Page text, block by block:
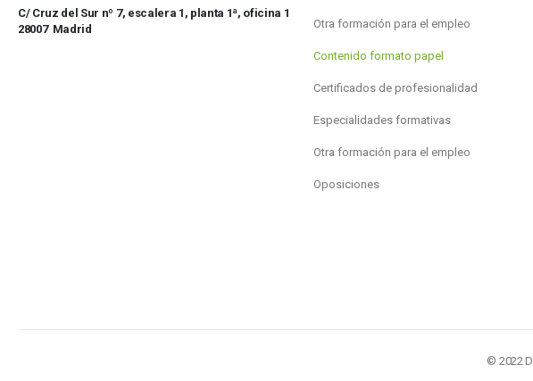
C/ Cruz del Sur nº 7, escalera 1, planta 1ª, oficina 1
28007 Madrid
Otra formación para el empleo
Contenido formato papel
Certificados de profesionalidad
Especialidades formativas
Otra formación para el empleo
Oposiciones
© 2022